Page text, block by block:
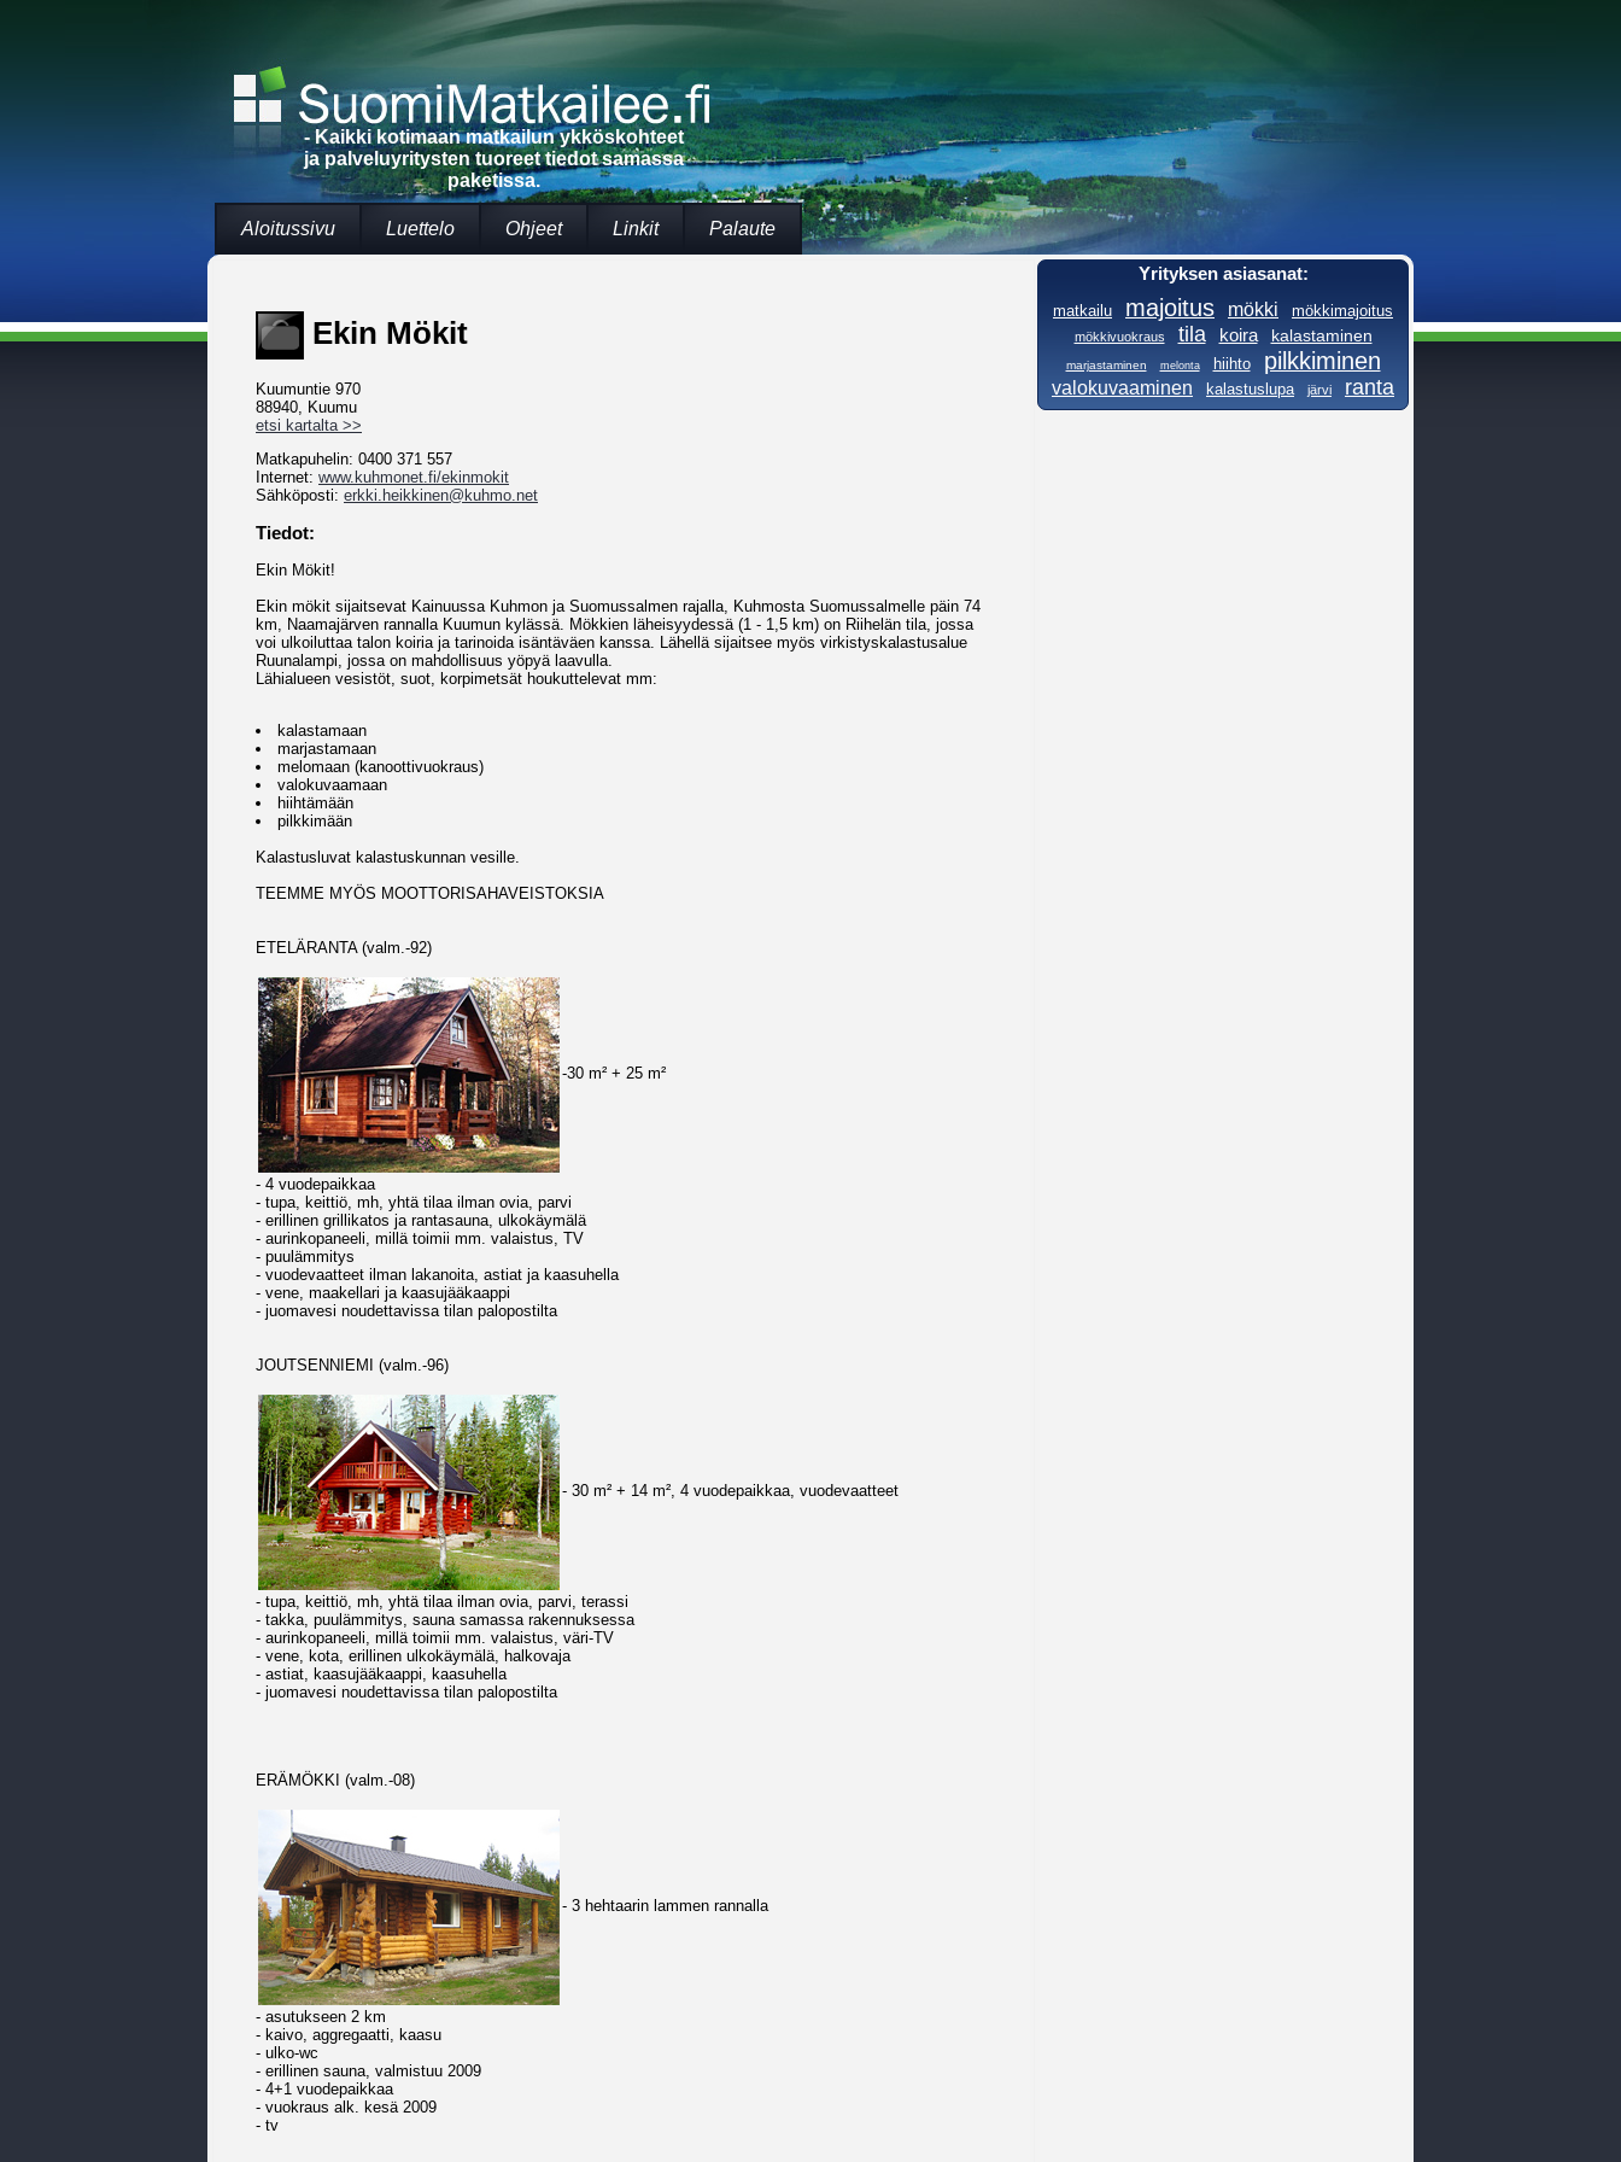
- Kaikki kotimaan matkailun ykköskohteet
ja palveluyritysten tuoreet tiedot samassa
paketissa.
Aloitussivu Luettelo Ohjeet Linkit Palaute
Ekin Mökit
Kuumuntie 970
88940, Kuumu
etsi kartalta >>
Matkapuhelin: 0400 371 557
Internet: www.kuhmonet.fi/ekinmokit
Sähköposti: erkki.heikkinen@kuhmo.net
Tiedot:
Ekin Mökit!
Ekin mökit sijaitsevat Kainuussa Kuhmon ja Suomussalmen rajalla, Kuhmosta Suomussalmelle päin 74
km, Naamajärven rannalla Kuumun kylässä. Mökkien läheisyydessä (1 - 1,5 km) on Riihelän tila, jossa
voi ulkoiluttaa talon koiria ja tarinoida isäntäväen kanssa. Lähellä sijaitsee myös virkistyskalastusalue
Ruunalampi, jossa on mahdollisuus yöpyä laavulla.
Lähialueen vesistöt, suot, korpimetsät houkuttelevat mm:
kalastamaan
marjastamaan
melomaan (kanoottivuokraus)
valokuvaamaan
hiihtämään
pilkkimään
Kalastusluvat kalastuskunnan vesille.
TEEMME MYÖS MOOTTORISAHAVEISTOKSIA
ETELÄRANTA (valm.-92)
-30 m² + 25 m²
- 4 vuodepaikkaa
- tupa, keittiö, mh, yhtä tilaa ilman ovia, parvi
- erillinen grillikatos ja rantasauna, ulkokäymälä
- aurinkopaneeli, millä toimii mm. valaistus, TV
- puulämmitys
- vuodevaatteet ilman lakanoita, astiat ja kaasuhella
- vene, maakellari ja kaasujääkaappi
- juomavesi noudettavissa tilan palopostilta
JOUTSENNIEMI (valm.-96)
- 30 m² + 14 m², 4 vuodepaikkaa, vuodevaatteet
- tupa, keittiö, mh, yhtä tilaa ilman ovia, parvi, terassi
- takka, puulämmitys, sauna samassa rakennuksessa
- aurinkopaneeli, millä toimii mm. valaistus, väri-TV
- vene, kota, erillinen ulkokäymälä, halkovaja
- astiat, kaasujääkaappi, kaasuhella
- juomavesi noudettavissa tilan palopostilta
ERÄMÖKKI (valm.-08)
- 3 hehtaarin lammen rannalla
- asutukseen 2 km
- kaivo, aggregaatti, kaasu
- ulko-wc
- erillinen sauna, valmistuu 2009
- 4+1 vuodepaikkaa
- vuokraus alk. kesä 2009
- tv
Yrityksen asiasanat:
matkailu majoitus mökki mökkimajoitus
mökkivuokraus tila koira kalastaminen
marjastaminen melonta hiihto pilkkiminen
valokuvaaminen kalastuslupa järvi ranta